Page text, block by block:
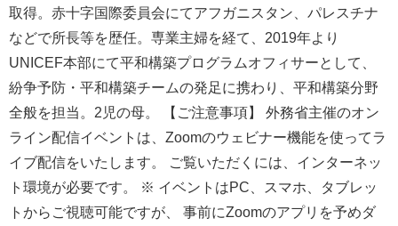
取得。赤十字国際委員会にてアフガニスタン、パレスチナ
などで所長等を歴任。専業主婦を経て、2019年より
UNICEF本部にて平和構築プログラムオフィサーとして、
紛争予防・平和構築チームの発足に携わり、平和構築分野
全般を担当。2児の母。 【ご注意事項】 外務省主催のオン
ライン配信イベントは、Zoomのウェビナー機能を使ってラ
イブ配信をいたします。 ご覧いただくには、インターネッ
ト環境が必要です。 ※ イベントはPC、スマホ、タブレッ
トからご視聴可能ですが、 事前にZoomのアプリを予めダ